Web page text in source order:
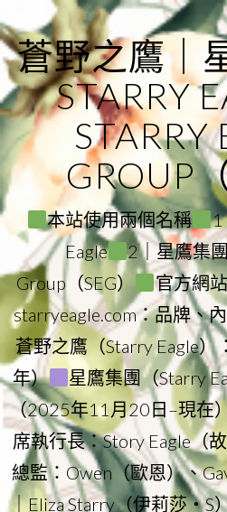
to
content
蒼野之鷹｜
STARRY
STARRY
GROUP
本站使用兩個名稱
1
Eagle
2｜星鷹集
Group（SEG）
官方網
starryeagle.com：品牌、
蒼野之鷹（Starry Eagle
年）
星鷹集團（Starry
（2025年11月20日–現在
席執行長：Story Eagle（
總監：Owen（歐恩）、
｜Eliza Starry（伊莉莎・S